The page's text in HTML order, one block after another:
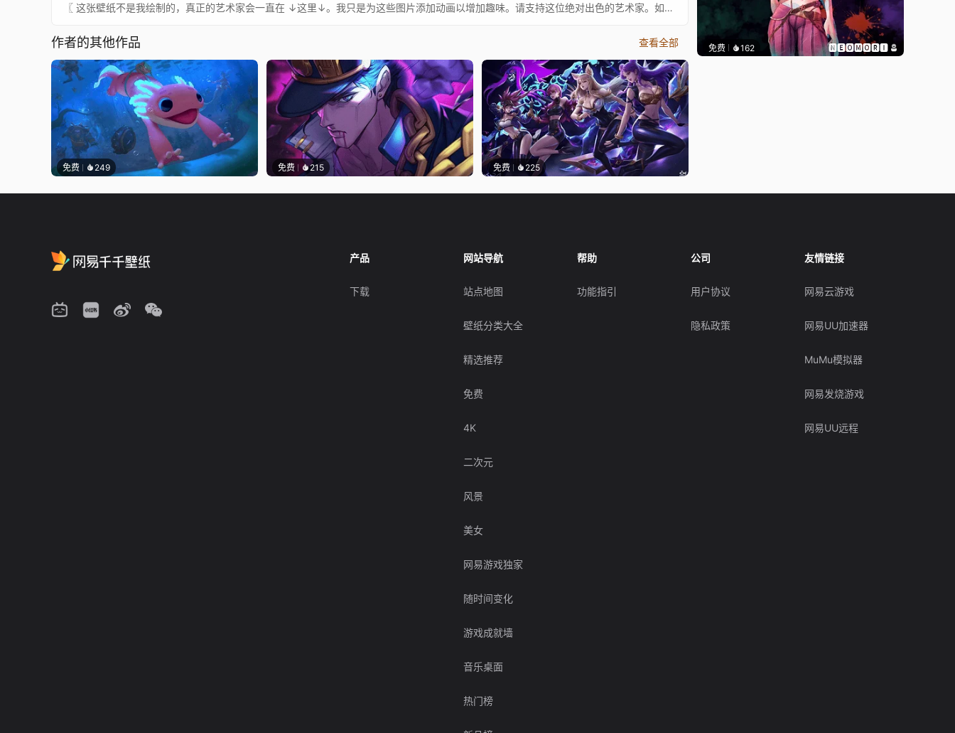
〖 这张壁纸不是我绘制的，真正的艺术家会一直在 ↓这里↓。我只是为这些图片添加动画以增加趣味。请支持这位绝对出色的艺术家。如果有任何艺术家不希望这张壁纸出现在这里，请联系我，我会将其移除。〗- 数字艺术来自：https://www.artstation.com/tony-maverick-音乐：https://www.youtube.com/watch?v=yCvBAPl_bSQ⠀⠀↓↓↓↓↓↓↓⠀⠀★ 你可以在这里查看我收藏的已批准壁纸 ★⠀⠀↓↓↓↓↓↓↓
作者的其他作品 查看全部
免费 249 免费 215 免费 225
免费 162 🅽🅴🅾🅼🅾🆁🅸
产品
下载
网站导航
站点地图
壁纸分类大全
精选推荐
免费
4K
二次元
风景
美女
网易游戏独家
随时间变化
游戏成就墙
音乐桌面
热门榜
帮助
功能指引
公司
用户协议
隐私政策
友情链接
网易云游戏
网易UU加速器
MuMu模拟器
网易发烧游戏
网易UU远程